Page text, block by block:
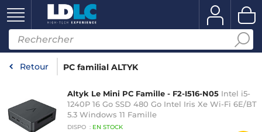
Retour PC familial ALTYK
Altyk Le Mini PC Famille - F2-I516-N05 Intel i5-
1240P 16 Go SSD 480 Go Intel Iris Xe Wi-Fi 6E/BT
5.3 Windows 11 Famille
DISPO : EN STOCK